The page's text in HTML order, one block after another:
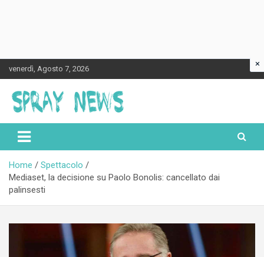
to
content
venerdì, Agosto 7, 2026
Spraynews.it
Home
Spettacolo
Mediaset, la decisione su Paolo Bonolis: cancellato dai
palinsesti
×